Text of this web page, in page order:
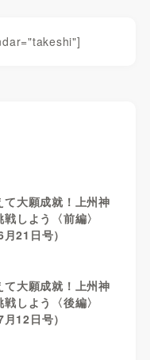
て大願成就！上州神
しよう〈前編〉
月21日号）
て大願成就！上州神
しよう〈後編〉
月12日号）